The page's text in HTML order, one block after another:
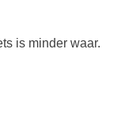
is minder waar.